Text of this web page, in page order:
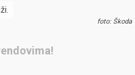
foto: Škoda